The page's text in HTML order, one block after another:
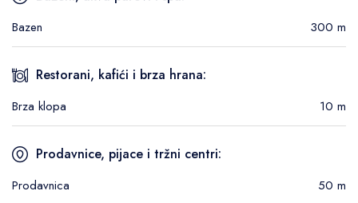
Bazen 300 m
Restorani, kafići i brza hrana:
Brza klopa 10 m
Prodavnice, pijace i tržni centri:
Prodavnica 50 m